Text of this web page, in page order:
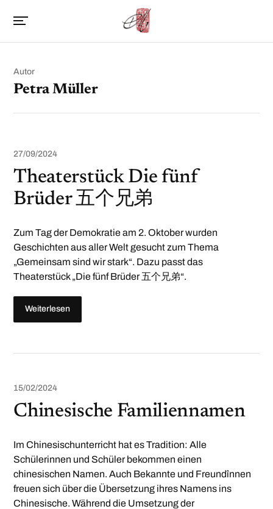
Autor
Petra Müller
27/09/2024
Theaterstück Die fünf
Brüder 五个兄弟
Zum Tag der Demokratie am 2. Oktober wurden
Geschichten aus aller Welt gesucht zum Thema
„Gemeinsam sind wir stark“. Dazu passt das
Theaterstück „Die fünf Brüder 五个兄弟“.
Weiterlesen
15/02/2024
Chinesische Familiennamen
Im Chinesischunterricht hat es Tradition: Alle
Schülerinnen und Schüler bekommen einen
chinesischen Namen. Auch Bekannte und Freundînnen
freuen sich über die Übersetzung ihres Namens ins
Chinesische. Während die Umsetzung der